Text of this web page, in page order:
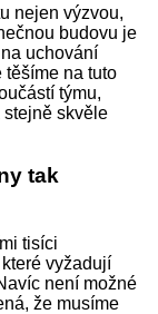
nejen výzvou,
budovu je
uchování
těšíme na tuto
týmu,
skvěle
tak
tisíci
vyžadují
není možné
že musíme